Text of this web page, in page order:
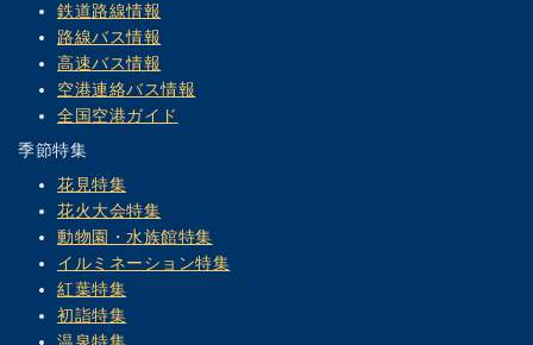
鉄道路線情報
路線バス情報
高速バス情報
空港連絡バス情報
全国空港ガイド
季節特集
花見特集
花火大会特集
動物園・水族館特集
イルミネーション特集
紅葉特集
初詣特集